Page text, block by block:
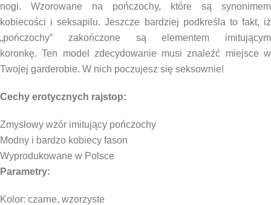
nogi. Wzorowane na pończochy, które są synonimem
kobiecości i seksapilu. Jeszcze bardziej podkreśla to fakt, iż
„pończochy” zakończone są elementem imitującym
koronkę. Ten model zdecydowanie musi znaleźć miejsce w
Twojej garderobie. W nich poczujesz się seksownie!
Cechy erotycznych rajstop:
Zmysłowy wzór imitujący pończochy
Modny i bardzo kobiecy fason
Wyprodukowane w Polsce
Parametry:
Kolor: czarne, wzorzyste